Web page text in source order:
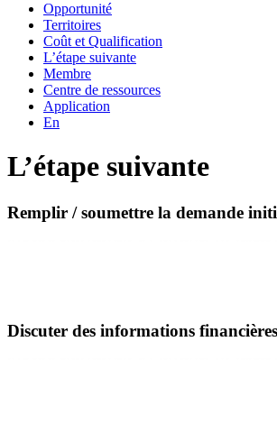
Opportunité
Territoires
Coût et Qualification
L’étape suivante
Membre
Centre de ressources
Application
En
L’étape suivante
Remplir / soumettre la demande
Discuter des informations financières